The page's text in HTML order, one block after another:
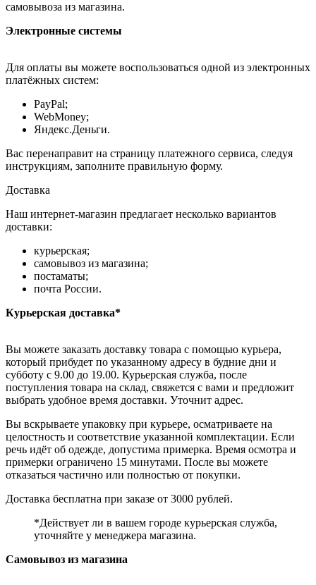
самовывоза из магазина.
Электронные системы
Для оплаты вы можете воспользоваться одной из электронных
платёжных систем:
PayPal;
WebMoney;
Яндекс.Деньги.
Вас перенаправит на страницу платежного сервиса, следуя
инструкциям, заполните правильную форму.
Доставка
Наш интернет-магазин предлагает несколько вариантов
доставки:
курьерская;
самовывоз из магазина;
постаматы;
почта России.
Курьерская доставка*
Вы можете заказать доставку товара с помощью курьера,
который прибудет по указанному адресу в будние дни и
субботу с 9.00 до 19.00. Курьерская служба, после
поступления товара на склад, свяжется с вами и предложит
выбрать удобное время доставки. Уточнит адрес.
Вы вскрываете упаковку при курьере, осматриваете на
целостность и соответствие указанной комплектации. Если
речь идёт об одежде, допустима примерка. Время осмотра и
примерки ограничено 15 минутами. После вы можете
отказаться частично или полностью от покупки.
Доставка бесплатна при заказе от 3000 рублей.
*Действует ли в вашем городе курьерская служба,
уточняйте у менеджера магазина.
Самовывоз из магазина